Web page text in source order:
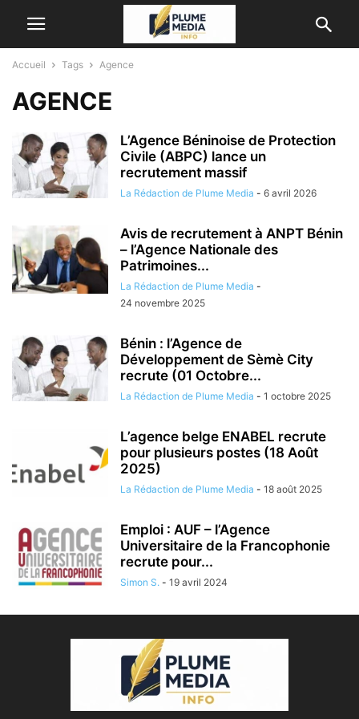
Accueil Tags Agence
AGENCE
L’Agence Béninoise de Protection
Civile (ABPC) lance un
recrutement massif
La Rédaction de Plume Media - 6 avril 2026
Avis de recrutement à ANPT Bénin
– l’Agence Nationale des
Patrimoines...
La Rédaction de Plume Media -
24 novembre 2025
Bénin : l’Agence de
Développement de Sèmè City
recrute (01 Octobre...
La Rédaction de Plume Media - 1 octobre 2025
L’agence belge ENABEL recrute
pour plusieurs postes (18 Août
2025)
La Rédaction de Plume Media - 18 août 2025
Emploi : AUF – l’Agence
Universitaire de la Francophonie
recrute pour...
Simon S. - 19 avril 2024